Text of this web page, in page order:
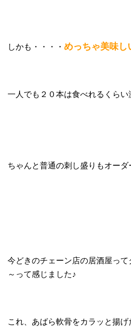
しかも・・・・ めっちゃ美味し
一人でも２０本は食べれるくらい
ちゃんと普通の刺し盛りもオーダ
今どきのチェーン店の居酒屋っ
～って感じました♪
これ、あばら軟骨をカラッと揚